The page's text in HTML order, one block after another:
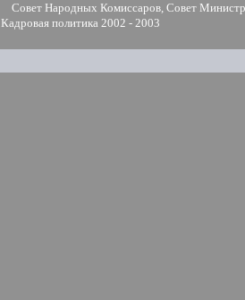
Совет Народных Комиссаров, Совет
Кадровая политика 2002 - 2003